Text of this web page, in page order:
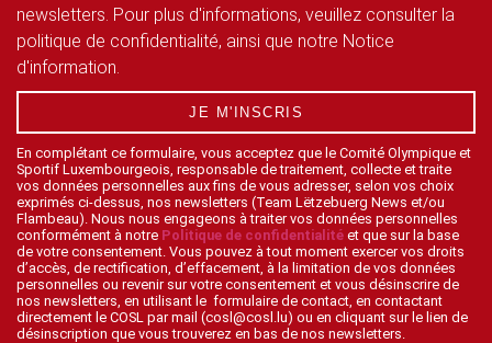
newsletters. Pour plus d'informations, veuillez consulter la
politique de confidentialité, ainsi que notre Notice
d'information.
JE M'INSCRIS
En complétant ce formulaire, vous acceptez que le Comité Olympique et
Sportif Luxembourgeois, responsable de traitement, collecte et traite
vos données personnelles aux fins de vous adresser, selon vos choix
exprimés ci-dessus, nos newsletters (Team Lëtzebuerg News et/ou
Flambeau). Nous nous engageons à traiter vos données personnelles
conformément à notre Politique de confidentialité et que sur la base
de votre consentement. Vous pouvez à tout moment exercer vos droits
d’accès, de rectification, d’effacement, à la limitation de vos données
personnelles ou revenir sur votre consentement et vous désinscrire de
nos newsletters, en utilisant le formulaire de contact, en contactant
directement le COSL par mail (cosl@cosl.lu) ou en cliquant sur le lien de
désinscription que vous trouverez en bas de nos newsletters.